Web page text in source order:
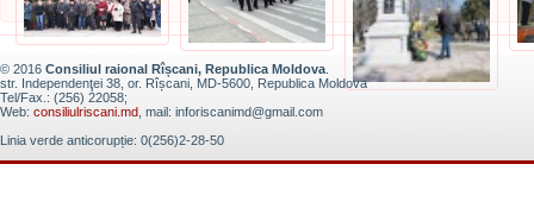
© 2016 Consiliul raional Rîșcani, Republica Moldova
str. Independenţei 38, or. Rîșcani, MD-5600, Republica Moldova
Tel/Fax.: (256) 22058;
Web: consiliulriscani.md , mail: inforiscanimd@gmail.com
Linia verde anticorupție: 0(256)2-28-50